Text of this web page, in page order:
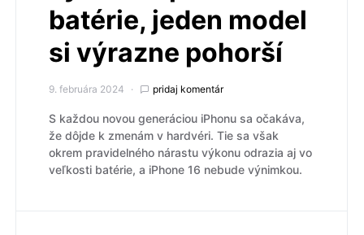
batérie, jeden model
si výrazne pohorší
9. februára 2024 pridaj komentár
S každou novou generáciou iPhonu sa očakáva,
že dôjde k zmenám v hardvéri. Tie sa však
okrem pravidelného nárastu výkonu odrazia aj vo
veľkosti batérie, a iPhone 16 nebude výnimkou.